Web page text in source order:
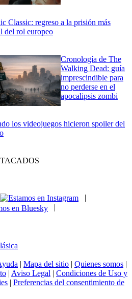
Classic: regreso a la prisión más
del rol europeo
Cronología de The
Walking Dead: guía
imprescindible para
no perderse en el
apocalipsis zombi
los videojuegos hicieron spoiler del
|
| Mapa del sitio | Quienes somos |
| Aviso Legal | Condiciones de Uso y
| Preferencias del consentimiento de